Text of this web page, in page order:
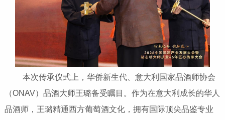
本次传承仪式上，华侨新生代、意大利国家品酒师协会
（ONAV）品酒大师王璐备受瞩目。作为在意大利成长的华人
品酒师，王璐精通西方葡萄酒文化，拥有国际顶尖品鉴专业